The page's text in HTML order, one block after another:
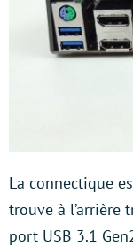
La connectique
trouve à l’arrière
port USB 3.1